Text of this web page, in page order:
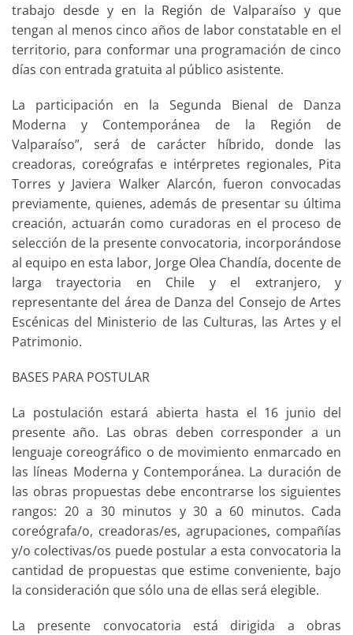
trabajo desde y en la Región de Valparaíso y que
tengan al menos cinco años de labor constatable en el
territorio, para conformar una programación de cinco
días con entrada gratuita al público asistente.
La participación en la Segunda Bienal de Danza
Moderna y Contemporánea de la Región de
Valparaíso”, será de carácter híbrido, donde las
creadoras, coreógrafas e intérpretes regionales, Pita
Torres y Javiera Walker Alarcón, fueron convocadas
previamente, quienes, además de presentar su última
creación, actuarán como curadoras en el proceso de
selección de la presente convocatoria, incorporándose
al equipo en esta labor, Jorge Olea Chandía, docente de
larga trayectoria en Chile y el extranjero, y
representante del área de Danza del Consejo de Artes
Escénicas del Ministerio de las Culturas, las Artes y el
Patrimonio.
BASES PARA POSTULAR
La postulación estará abierta hasta el 16 junio del
presente año. Las obras deben corresponder a un
lenguaje coreográfico o de movimiento enmarcado en
las líneas Moderna y Contemporánea. La duración de
las obras propuestas debe encontrarse los siguientes
rangos: 20 a 30 minutos y 30 a 60 minutos. Cada
coreógrafa/o, creadoras/es, agrupaciones, compañías
y/o colectivas/os puede postular a esta convocatoria la
cantidad de propuestas que estime conveniente, bajo
la consideración que sólo una de ellas será elegible.
La presente convocatoria está dirigida a obras